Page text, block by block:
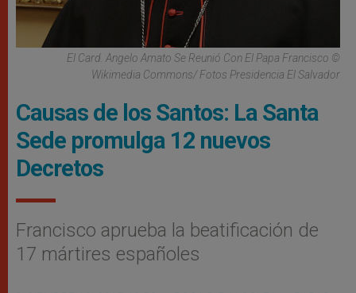
El Card. Angelo Amato Se Reunió Con El Papa Francisco ©
Wikimedia Commons/ Fotos Presidencia El Salvador
Causas de los Santos: La Santa
Sede promulga 12 nuevos
Decretos
Francisco aprueba la beatificación de
17 mártires españoles